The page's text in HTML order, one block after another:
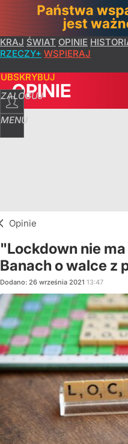
KRAJ ŚWIAT OPINIE
RZECZY+ WSPIERAJ
ZALOGUJ
MENU
OPINIE
Opinie
"Lockdown nie
Banach o walce z
Dodano: 26 września 2021 13:47